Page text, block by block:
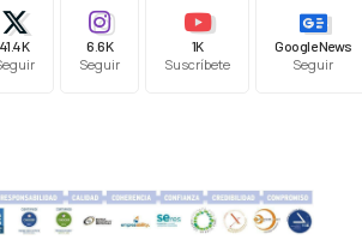
41.4K 6.6K
Seguir
1K
Suscríbete
Google News
Seguir